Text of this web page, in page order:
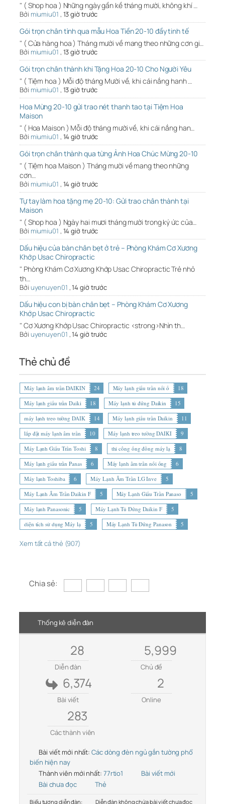
" ( Shop hoa ) Những ngày gần kề tháng mười, không khí …
Bởi miumiu01 , 13 giờ trước
Gói trọn chân tình qua mẫu Hoa Tiền 20-10 đầy tinh tế
" ( Cửa hàng hoa ) Tháng mười về mang theo những cơn gi…
Bởi miumiu01 , 13 giờ trước
Gói trọn chân thành khi Tặng Hoa 20-10 Cho Người Yêu
" ( Tiệm hoa ) Mỗi độ tháng Mười về, khi cái nắng hanh …
Bởi miumiu01 , 13 giờ trước
Hoa Mừng 20-10 gửi trao nét thanh tao tại Tiệm Hoa
Maison
" ( Hoa Maison ) Mỗi độ tháng mười về, khi cái nắng han…
Bởi miumiu01 , 14 giờ trước
Gói trọn chân thành qua từng Ảnh Hoa Chúc Mừng 20-10
" ( Tiệm hoa Maison ) Tháng mười về mang theo những
cơn…
Bởi miumiu01 , 14 giờ trước
Tự tay làm hoa tặng mẹ 20-10: Gửi trao chân thành tại
Maison
" ( Shop hoa ) Ngày hai mươi tháng mười trong ký ức của…
Bởi miumiu01 , 14 giờ trước
Dấu hiệu của bàn chân bẹt ở trẻ – Phòng Khám Cơ Xương
Khớp Usac Chiropractic
" Phòng Khám Cơ Xương Khớp Usac Chiropractic Trẻ nhỏ
th…
Bởi uyenuyen01 ,14 giờ trước
Dấu hiệu con bị bàn chân bẹt – Phòng Khám Cơ Xương
Khớp Usac Chiropractic
" Cơ Xương Khớp Usac Chiropractic <strong>Nhìn th…
Bởi uyenuyen01 ,14 giờ trước
Thẻ chủ đề
Máy lạnh âm trần DAIKIN 24 Máy lạnh giấu trần nối ố
18
Máy lạnh giấu trần Daiki
18 Máy lạnh tủ đứng Daikin
15
máy lạnh treo tường DAIK
14 Máy lạnh giấu trần Daikin
11
lắp đặt máy lạnh âm trần
10 Máy lạnh treo tường DAIKI
9
Máy Lạnh Giấu Trần Toshi
8 thi công ống đồng máy lạ
8
Máy lạnh giấu trần Panas
6 Máy lạnh âm trần nối ống
6
Máy lạnh Toshiba
6 Máy Lạnh Âm Trần LG Inve
5
Máy Lạnh Âm Trần Daikin F
5 Máy Lạnh Giấu Trần Panaso
5
Máy lạnh Panasonic
5 Máy Lạnh Tủ Đứng Daikin F
5
diện tích sử dụng Máy lạ
5 Máy Lạnh Tủ Đứng Panason 5
Xem tất cả thẻ (907)
Chia sẻ:
Thống kê diễn đàn
28
Diễn đàn
5,999
Chủ đề
6,374
Bài viết
2
Online
283
Các thành viên
Bài viết mới nhất: Các dòng đèn ngủ gắn tường phổ
biến hiện nay
Thành viên mới nhất: 77rtio1
Bài viết mới
Bài chưa đọc
Thẻ
Biểu tượng diễn đàn: Diễn đàn không chứa bài viết chưa đọc